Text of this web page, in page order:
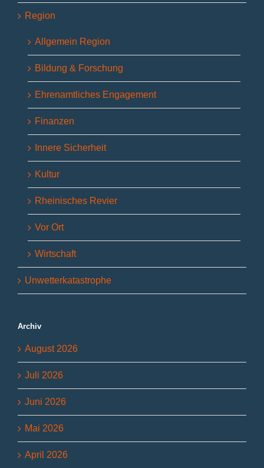
Region
Allgemein Region
Bildung & Forschung
Ehrenamtliches Engagement
Finanzen
Innere Sicherheit
Kultur
Rheinisches Revier
Vor Ort
Wirtschaft
Unwetterkatastrophe
Archiv
August 2026
Juli 2026
Juni 2026
Mai 2026
April 2026